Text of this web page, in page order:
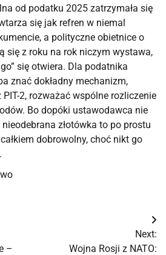
od podatku 2025 zatrzymała się
się jak refren w niemal
a polityczne obietnice o
się z roku na rok niczym wystawa,
się otwiera. Dla podatnika
znać dokładny mechanizm,
2, rozważać wspólne rozliczenie
Bo dopóki ustawodawca nie
złotówka to po prostu
dobrowolny, choć nikt go
–
Next:
Wojna Rosji z NATO: